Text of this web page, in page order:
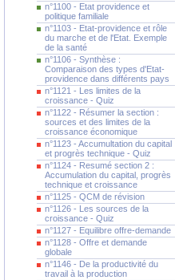
n°1100 - Etat providence et
politique familiale
n°1103 - Etat-providence et rôle
du marche et de l'Etat. Exemple
de la santé
n°1106 - Synthèse :
Comparaison des types d'Etat-
providence dans différents pays
n°1121 - Les limites de la
croissance - Quiz
n°1122 - Résumer la section :
sources et des limites de la
croissance économique
n°1123 - Accumultation du capital
et progrès technique - Quiz
n°1124 - Resumé section 2 :
Accumulation du capital, progrès
technique et croissance
n°1125 - QCM de révision
n°1126 - Les sources de la
croissance - Quiz
n°1127 - Equilibre offre-demande
n°1128 - Offre et demande
globale
n°1146 - De la productivité du
travail à la production